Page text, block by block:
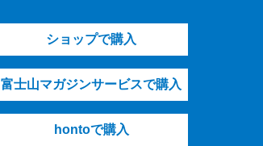
ショップで購入
富士山マガジンサービスで購入
hontoで購入